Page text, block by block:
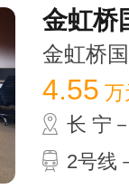
金虹桥
金虹桥
4.55 万
长 宁
2号线